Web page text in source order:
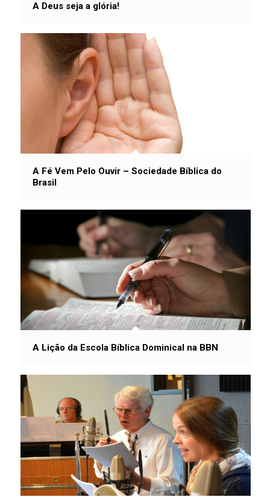
A Deus seja a glória!
A Fé Vem Pelo Ouvir – Sociedade Bíblica do
Brasil
A Lição da Escola Bíblica Dominical na BBN